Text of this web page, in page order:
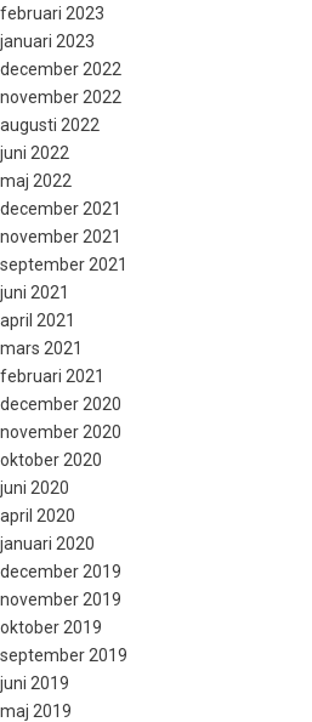
februari 2023
januari 2023
december 2022
november 2022
augusti 2022
juni 2022
maj 2022
december 2021
november 2021
september 2021
juni 2021
april 2021
mars 2021
februari 2021
december 2020
november 2020
oktober 2020
juni 2020
april 2020
januari 2020
december 2019
november 2019
oktober 2019
september 2019
juni 2019
maj 2019